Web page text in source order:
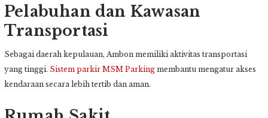
Pelabuhan dan Kawasan
Transportasi
Sebagai daerah kepulauan, Ambon memiliki aktivitas transportasi
yang tinggi. Sistem parkir MSM Parking membantu mengatur akses
kendaraan secara lebih tertib dan aman.